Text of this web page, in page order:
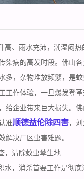
、雨水充沛，潮湿闷热
染病的高发时段。佛山各
多，杂物堆放频繁，是
工作体验，一旦爆发登
给企业带来巨大损失。
准顺德益伦除四害，
解决厂区虫害难题。
，清除蚊虫孳生地
水，消杀首要工作是彻